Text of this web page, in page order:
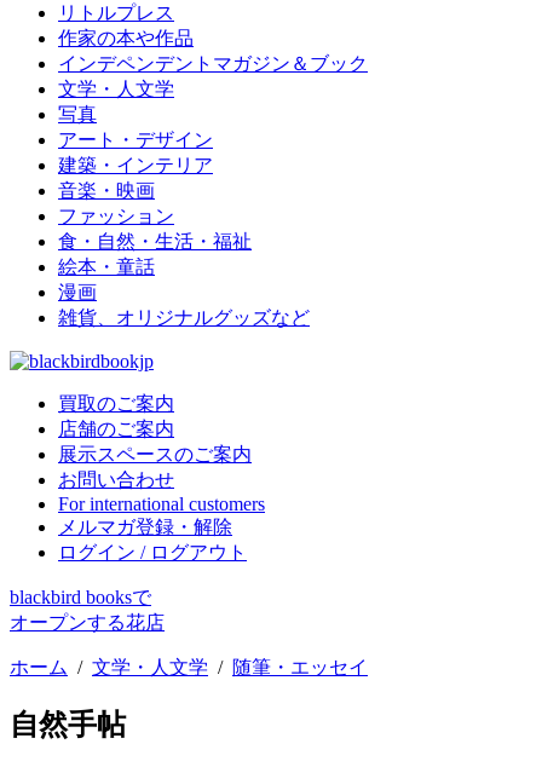
リトルプレス
作家の本や作品
インデペンデントマガジン＆ブック
文学・人文学
写真
アート・デザイン
建築・インテリア
音楽・映画
ファッション
食・自然・生活・福祉
絵本・童話
漫画
雑貨、オリジナルグッズなど
買取のご案内
店舗のご案内
展示スペースのご案内
お問い合わせ
For international customers
メルマガ登録・解除
ログイン / ログアウト
blackbird booksで
オープンする花店
ホーム / 文学・人文学 / 随筆・エッセイ
自然手帖